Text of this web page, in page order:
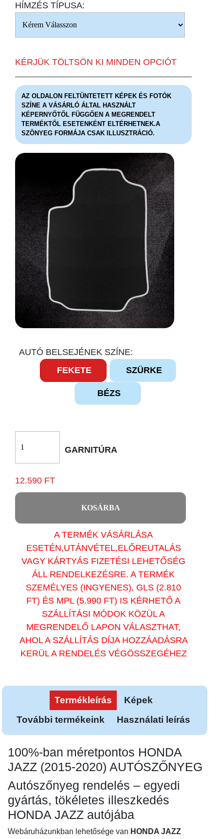
HÍMZÉS TÍPUSA:
KÉRJÜK TÖLTSÖN KI MINDEN OPCIÓT
AZ OLDALON FELTÜNTETETT KÉPEK ÉS FOTÓK
SZÍNE A VÁSÁRLÓ ÁLTAL HASZNÁLT
KÉPERNYŐTŐL FÜGGŐEN A MEGRENDELT
TERMÉKTŐL ESETENKÉNT ELTÉRHETNEK.A
SZÖNYEG FORMÁJA CSAK ILLUSZTRÁCIÓ.
AUTÓ BELSEJÉNEK SZÍNE:
FEKETE
SZÜRKE
BÉZS
GARNITÚRA
12.590 FT
KOSÁRBA
A TERMÉK VÁSÁRLÁSA
ESETÉN,UTÁNVÉTEL,ELŐREUTALÁS
VAGY KÁRTYÁS FIZETÉSI LEHETŐSÉG
ÁLL RENDELKEZÉSRE. A TERMÉK
SZEMÉLYES (INGYENES), GLS (2.810
FT) ÉS MPL (5.990 FT) IS KÉRHETŐ A
SZÁLLÍTÁSI MÓDOK KÖZÜL A
MEGRENDELŐ LAPON VÁLASZTHAT,
AHOL A SZÁLLÍTÁS DÍJA HOZZÁADÁSRA
KERÜL A RENDELÉS VÉGÖSSZEGÉHEZ
Termékleírás
Képek
További termékeink
Használati leírás
100%-ban méretpontos HONDA
JAZZ (2015-2020) AUTÓSZŐNYEG
Autószőnyeg rendelés – egyedi
gyártás, tökéletes illeszkedés
HONDA JAZZ autójába
Webáruházunkban lehetősége van HONDA JAZZ